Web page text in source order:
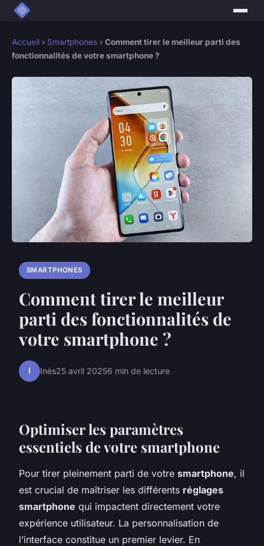
Accueil › Smartphones › Comment tirer le meilleur parti des
fonctionnalités de votre smartphone ?
SMARTPHONES
Comment tirer le meilleur
parti des fonctionnalités de
votre smartphone ?
I Inès25 avril 20256 min de lecture
Optimiser les paramètres
essentiels de votre smartphone
Pour tirer pleinement parti de votre smartphone, il
est crucial de maîtriser les différents réglages
smartphone qui impactent directement votre
expérience utilisateur. La personnalisation de
l’interface constitue un premier levier. En